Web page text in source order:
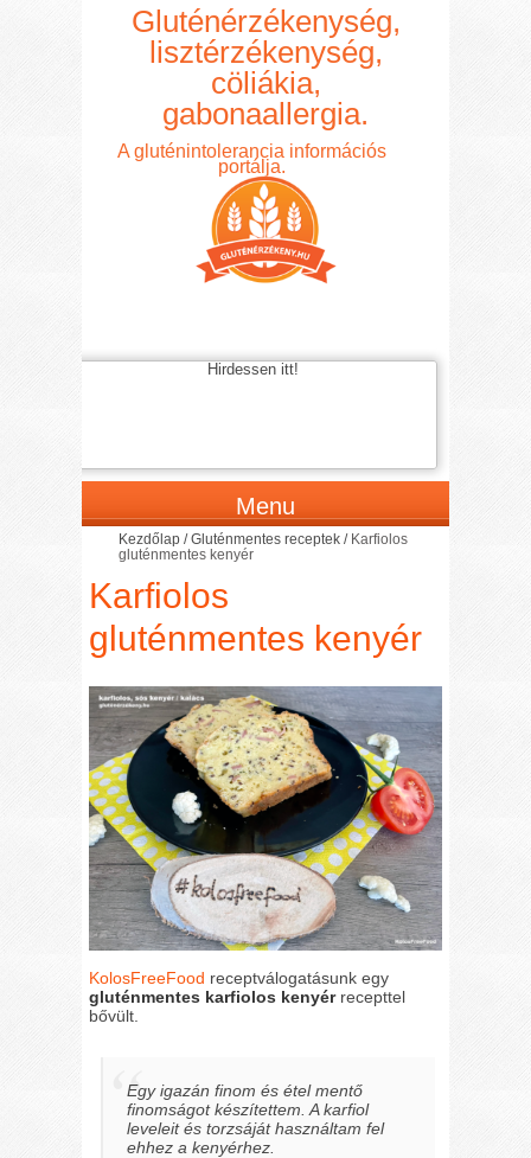
Gluténérzékenység,
lisztérzékenység,
cöliákia,
gabonaallergia.
A gluténintolerancia információs
portálja.
Hirdessen itt!
Menu
Kezdőlap /Gluténmentes receptek / Karfiolos
gluténmentes kenyér
Karfiolos
gluténmentes kenyér
KolosFreeFood receptválogatásunk egy
gluténmentes karfiolos kenyér recepttel
bővült.
Egy igazán finom és étel mentő
finomságot készítettem. A karfiol
leveleit és torzsáját használtam fel
ehhez a kenyérhez.